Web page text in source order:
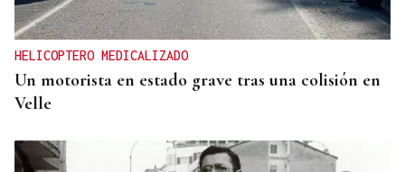
HELICOPTERO MEDICALIZADO
Un motorista en estado grave tras una colisión en
Velle